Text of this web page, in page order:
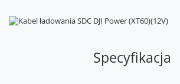
Specyfikacja